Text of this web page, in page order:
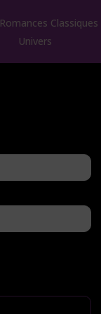
Romances Classiques
Univers